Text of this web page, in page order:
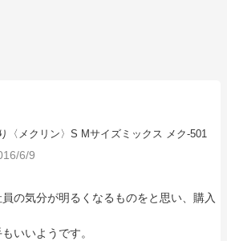
〈メクリン〉S Mサイズミックス メク-501
6/9
の気分が明るくなるものをと思い、購入
いいようです。